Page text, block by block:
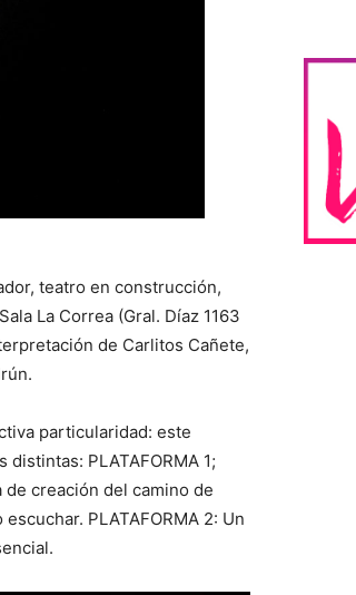
teatro en construcción,
La Correa (Gral. Díaz 1163
de Carlitos Cañete,
particularidad: este
PLATAFORMA 1;
creación del camino de
PLATAFORMA 2: Un